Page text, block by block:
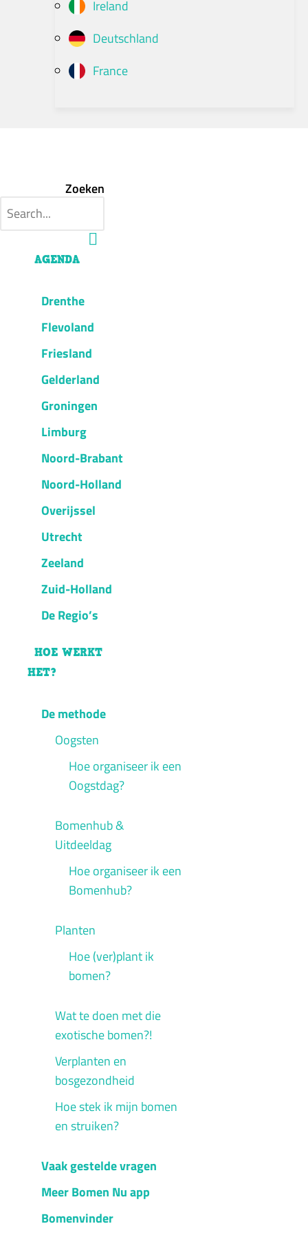
Ireland
Deutschland
France
Zoeken
AGENDA
Drenthe
Flevoland
Friesland
Gelderland
Groningen
Limburg
Noord-Brabant
Noord-Holland
Overijssel
Utrecht
Zeeland
Zuid-Holland
De Regio’s
HOE WERKT
HET?
De methode
Oogsten
Hoe organiseer ik een
Oogstdag?
Bomenhub &
Uitdeeldag
Hoe organiseer ik een
Bomenhub?
Planten
Hoe (ver)plant ik
bomen?
Wat te doen met die
exotische bomen?!
Verplanten en
bosgezondheid
Hoe stek ik mijn bomen
en struiken?
Vaak gestelde vragen
Meer Bomen Nu app
Bomenvinder